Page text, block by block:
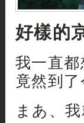
好樣的
我一直
竟然到
まあ、